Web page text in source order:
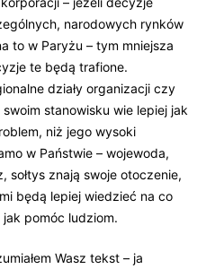
narodowych rynków
to w Paryżu – tym mniejsza
te będą trafione.
działy organizacji czy
stanowisku wie lepiej jak
niż jego wysoki
w Państwie – wojewoda,
sołtys znają swoje otoczenie,
będą lepiej wiedzieć na co
pomóc ludziom.
Wasz tekst – ja